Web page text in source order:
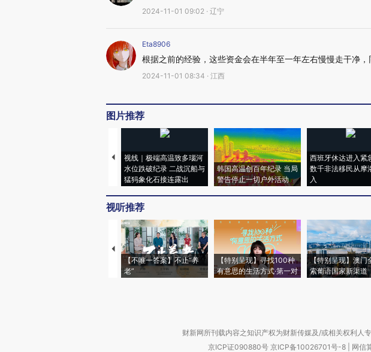
2024-11-01 09:02 · 辽宁
Eta8906
根据之前的经验，这些资金会在半年至一年左右慢慢走干净
2024-11-01 08:34 · 江西
图片推荐
视线｜极端高温致多瑙河
水位跌破纪录 二战沉船与
猛犸象化石接连露出
韩国高温创百年纪录 当局
警告停止一切户外活动
西班牙休达进入紧
数千非法移民从摩
入
视听推荐
【不唯一答案】不止“养
老”
【特别呈现】寻找100种
有意思的生活方式·第一对
【特别呈现】澳门
索葡语国家新渠道
财新网所刊载内容之知识产权为财新传媒及/或相关权利人
京ICP证090880号 京ICP备10026701号-8 网信